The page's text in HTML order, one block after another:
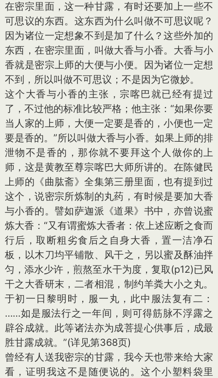
在密宗里面，这一种甘露，有时还要加上一些不
可思议的东西。这东西为什么叫做不可思议呢？
因为诸位一定想象不到是加了什么？这些外加的
东西，在密宗里面，叫做大香与小香。大香与小
香就是密宗上师的大便与小便。因为诸位一定想
不到，所以叫做不可思议；不是因为它微妙。
这个大香与小香的主张，宗喀巴就已经有提过
了，不过他的标准比较严格；他主张：“如果你要
当人家的上师，大便一定要是香的，小便也一定
要是香的。”所以叫做大香与小香。如果上师的排
泄物不是香的，那你就不要拜这个人做你的上
师，这是黄教至尊宗喀巴大师所讲的。在陈健民
上师的《曲肱斋》全集第三册里面，也有提到过
这个，说密宗所炼制的丸药，有时候是要加大香
与小香的。譬如萨迦派《道果》书中，亦曾说蜜
炼大香：“又有谓蜜炼大香者：依上述应断之食而
行后，取断粗劣食后之自身大香，置一洁净石
板，以木刀均平铺散、风干之，另以蜜及酥油拌
匀，添水少许，煎熬至水干为度，复取(p12)已风
干之大香研末，二者相混，制约羊粪大小之丸。
于初一日黎明时，服一丸，此中服法复有二：
……如是服法行之一年间，则可得筋脉不浮露之
辟谷成就。此等诸法亦为成菩提心供事后，成最
胜甘露成就。”(详见第368页)
曾经有人送我密宗的甘露，我今天也带来给大家
看，证明我这不是随便说的。这个小塑料袋里